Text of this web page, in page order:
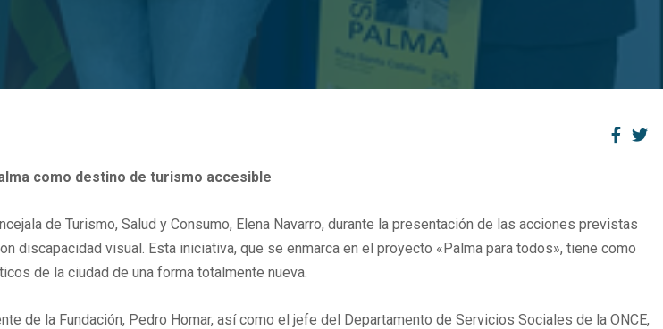
como destino de turismo accesible
de Turismo, Salud y Consumo, Elena Navarro, durante la presentación de las acciones previstas
visual. Esta iniciativa, que se enmarca en el proyecto «Palma para todos», tiene como
de la ciudad de una forma totalmente nueva.
de la Fundación, Pedro Homar, así como el jefe del Departamento de Servicios Sociales de la ONCE,